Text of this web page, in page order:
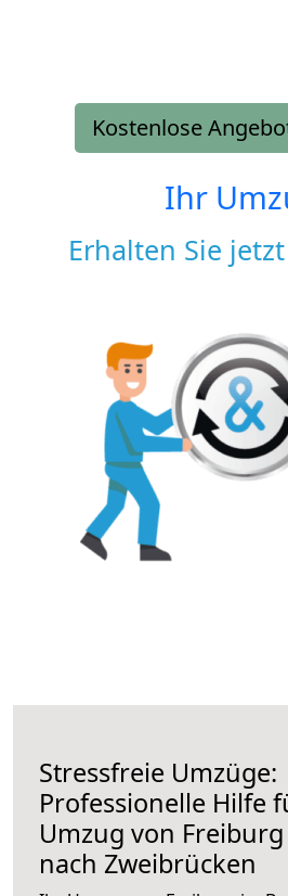
Kostenlose
Ihr
Erhalten Sie
Stressfreie Umzüge:
Professionelle Hilfe
Umzug von
nach Zweibrücken